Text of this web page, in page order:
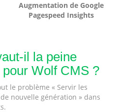
Augmentation de Google
Pagespeed Insights
il la peine
Wolf CMS ?
le problème « Servir les
nouvelle génération » dans